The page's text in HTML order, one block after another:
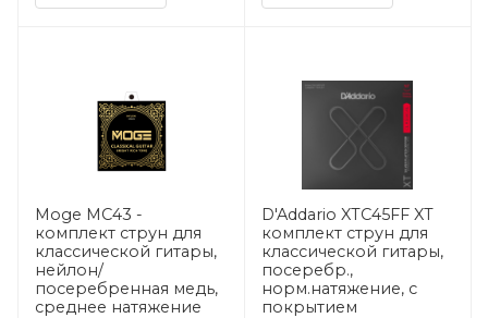
Moge MC43 -
комплект струн для
классической гитары,
нейлон/
посеребренная медь,
среднее натяжение
D'Addario XTC45FF XT
комплект струн для
классической гитары,
посеребр.,
норм.натяжение, с
покрытием